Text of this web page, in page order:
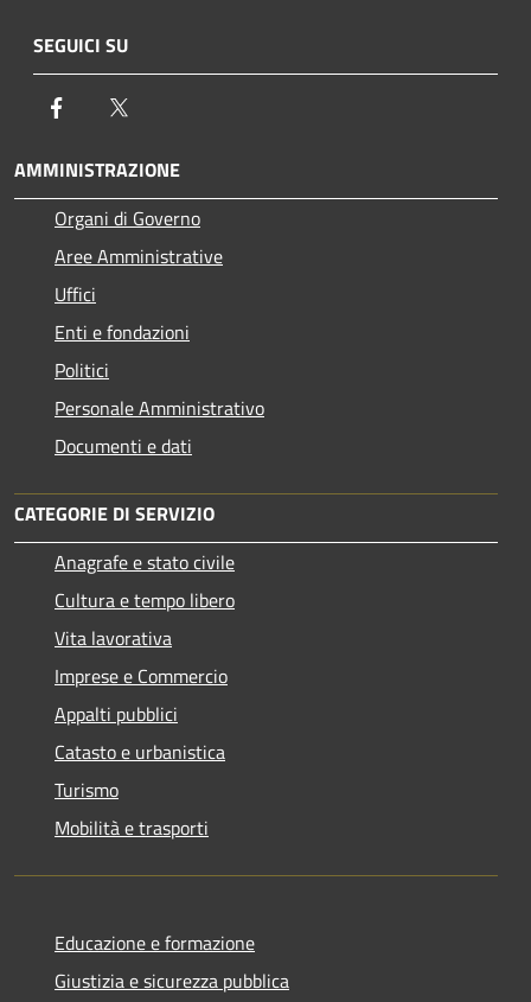
SEGUICI SU
Facebook
AMMINISTRAZIONE
Organi di Governo
Aree Amministrative
Uffici
Enti e fondazioni
Politici
Personale Amministrativo
Documenti e dati
CATEGORIE DI SERVIZIO
Anagrafe e stato civile
Cultura e tempo libero
Vita lavorativa
Imprese e Commercio
Appalti pubblici
Catasto e urbanistica
Turismo
Mobilità e trasporti
Educazione e formazione
Giustizia e sicurezza pubblica